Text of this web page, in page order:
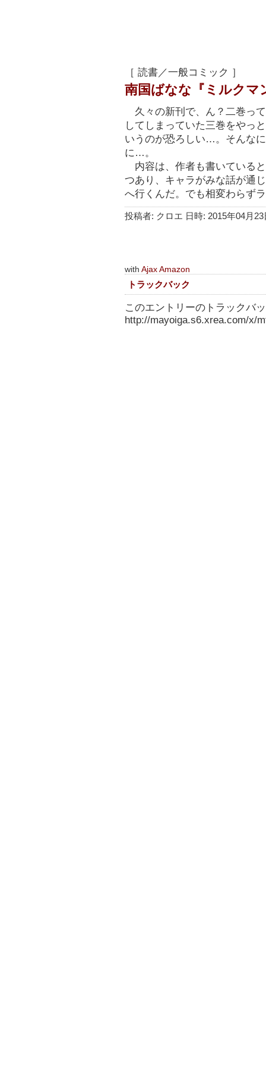
［ 読書／一般コミック ］
南国ばなな『ミルクマ
久々の新刊で、ん？二巻っ
してしまっていた三巻をやっ
いうのが恐ろしい…。そんな
に…。
内容は、作者も書いている
つあり、キャラがみな話が通
へ行くんだ。でも相変わらず
投稿者: クロエ 日時: 2015年04月23
with Ajax Amazon
トラックバック
このエントリーのトラックバ
http://mayoiga.s6.xrea.com/x/